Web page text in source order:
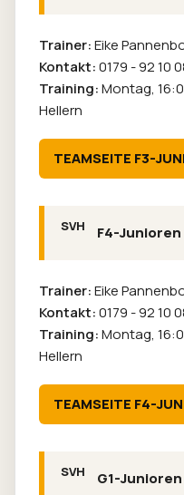
Trainer:Eike
Kontakt:0179 - 92 10
Training:Montag,
Hellern
TEAMSEITE F3-
F4-Junioren
Trainer:Eike
Kontakt:0179 - 92 10
Training:Montag,
Hellern
TEAMSEITE F4-
G1-Junioren